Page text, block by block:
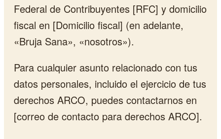
Federal de Contribuyentes [RFC] y domicilio
fiscal en [Domicilio fiscal] (en adelante,
«Bruja Sana», «nosotros»).
Para cualquier asunto relacionado con tus
datos personales, incluido el ejercicio de tus
derechos ARCO, puedes contactarnos en
[correo de contacto para derechos ARCO].